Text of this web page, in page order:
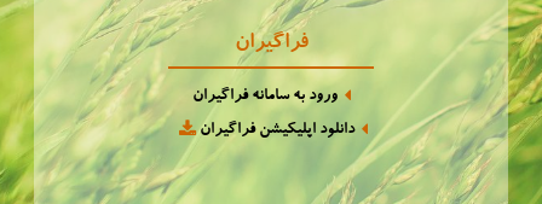
فراگیران
ورود به سامانه فراگیران
دانلود اپلیکیشن فراگیران